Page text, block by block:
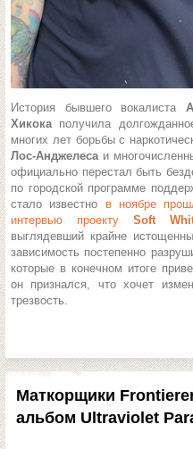
История бывшего вокалиста
Хикока получила
многих лет борьбы с
Лос-Анджелеса и
официально перестал быть
по городской программе
стало известно в ноябре
интервью проекту Soft
выглядевший крайне
зависимость постепенно
которые в конечном итоге
он признался, что хочет
трезвость.
Маткорщики
альбом Ultraviolet